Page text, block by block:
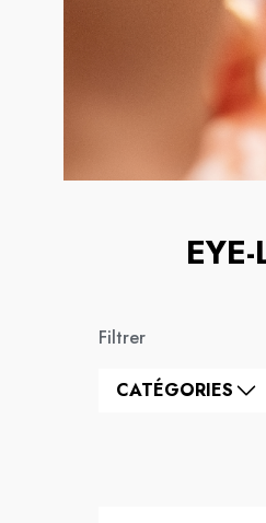
Filtrer
CATÉGORIES